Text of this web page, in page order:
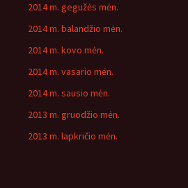
2014 m. gegužės mėn.
2014 m. balandžio mėn.
2014 m. kovo mėn.
2014 m. vasario mėn.
2014 m. sausio mėn.
2013 m. gruodžio mėn.
2013 m. lapkričio mėn.